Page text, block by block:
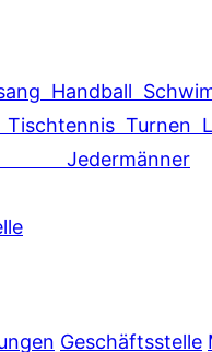
Handball
Tischtennis Turnen
Jedermänner
Geschäftsstelle